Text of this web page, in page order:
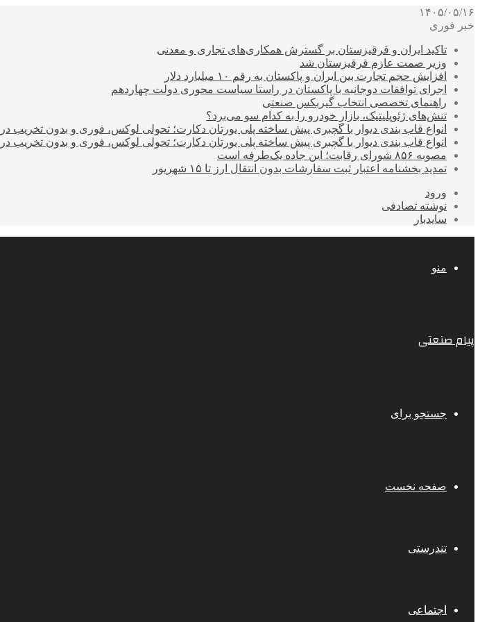
۱۴۰۵/۰۵/۱۶
خبر فوری
تاکید ایران و قرقیزستان بر گسترش همکاری‌های تجاری و معدنی
وزیر صمت عازم قرقیزستان شد
افزایش حجم تجارت بین ایران و پاکستان به رقم ۱۰ میلیارد دلار
اجرای توافقات دوجانبه با پاکستان در راستا سیاست محوری دولت چهاردهم
راهنمای تخصصی انتخاب گیربکس صنعتی
تنش‌های ژئوپلیتیک، بازار خودرو را به کدام سو می‌برد؟
انواع قاب بندی دیوار با گچبری پیش ساخته پلی یورتان دکارت؛ تحولی لوکس، فوری و بدون تخریب
انواع قاب بندی دیوار با گچبری پیش ساخته پلی یورتان دکارت؛ تحولی لوکس، فوری و بدون تخریب
مصوبه ۸۵۶ شورای رقابت؛ این جاده یک‌طرفه است
تمدید بخشنامه اعتبار ثبت سفارشات بدون انتقال ارز تا ۱۵ شهریور
ورود
نوشته تصادفی
سایدبار
منو
پیام صنعتی
جستجو برای
صفحه نخست
تندرستی
اجتماعی